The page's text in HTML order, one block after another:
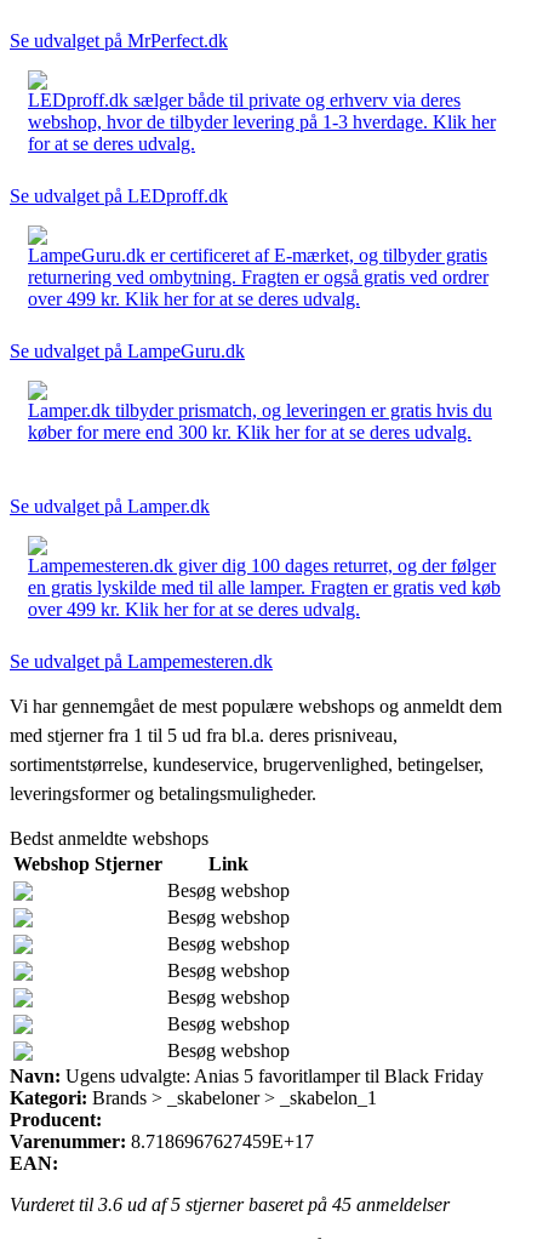
Se udvalget på MrPerfect.dk
LEDproff.dk sælger både til private og erhverv via deres
webshop, hvor de tilbyder levering på 1-3 hverdage. Klik her
for at se deres udvalg.
Se udvalget på LEDproff.dk
LampeGuru.dk er certificeret af E-mærket, og tilbyder gratis
returnering ved ombytning. Fragten er også gratis ved ordrer
over 499 kr. Klik her for at se deres udvalg.
Se udvalget på LampeGuru.dk
Lamper.dk tilbyder prismatch, og leveringen er gratis hvis du
køber for mere end 300 kr. Klik her for at se deres udvalg.
Se udvalget på Lamper.dk
Lampemesteren.dk giver dig 100 dages returret, og der følger
en gratis lyskilde med til alle lamper. Fragten er gratis ved køb
over 499 kr. Klik her for at se deres udvalg.
Se udvalget på Lampemesteren.dk
Vi har gennemgået de mest populære webshops og anmeldt dem
med stjerner fra 1 til 5 ud fra bl.a. deres prisniveau,
sortimentstørrelse, kundeservice, brugervenlighed, betingelser,
leveringsformer og betalingsmuligheder.
Bedst anmeldte webshops
Webshop Stjerner
Link
Besøg webshop
Besøg webshop
Besøg webshop
Besøg webshop
Besøg webshop
Besøg webshop
Besøg webshop
Navn: Ugens udvalgte: Anias 5 favoritlamper til Black Friday
Kategori: Brands > _skabeloner > _skabelon_1
Producent:
Varenummer: 8.7186967627459E+17
EAN:
Vurderet til 3.6 ud af 5 stjerner baseret på 45 anmeldelser